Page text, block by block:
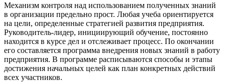
Механизм контроля над использованием полученных знаний
в организации предельно прост. Любая учеба ориентируется
на цели, определенные стратегией развития предприятия.
Руководитель-лидер, инициирующий обучение, постоянно
находится в курсе дел и отслеживает процесс. По окончании
его составляется программа внедрения новых знаний в работу
предприятия. В программе расписываются способы и этапы
достижения начальных целей как план конкретных действий
всех участников.